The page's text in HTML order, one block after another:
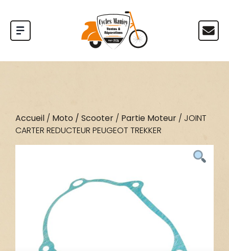
Accueil / Moto / Scooter / Partie Moteur / JOINT
CARTER REDUCTEUR PEUGEOT TREKKER